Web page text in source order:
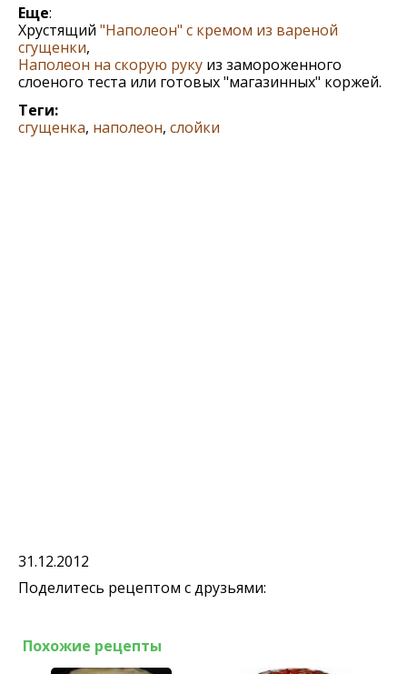
Еще:
Хрустящий "Наполеон" с кремом из вареной
сгущенки,
Наполеон на скорую руку из замороженного
слоеного теста или готовых "магазинных" коржей.
Теги:
сгущенка, наполеон, слойки
31.12.2012
Поделитесь рецептом с друзьями:
Похожие рецепты